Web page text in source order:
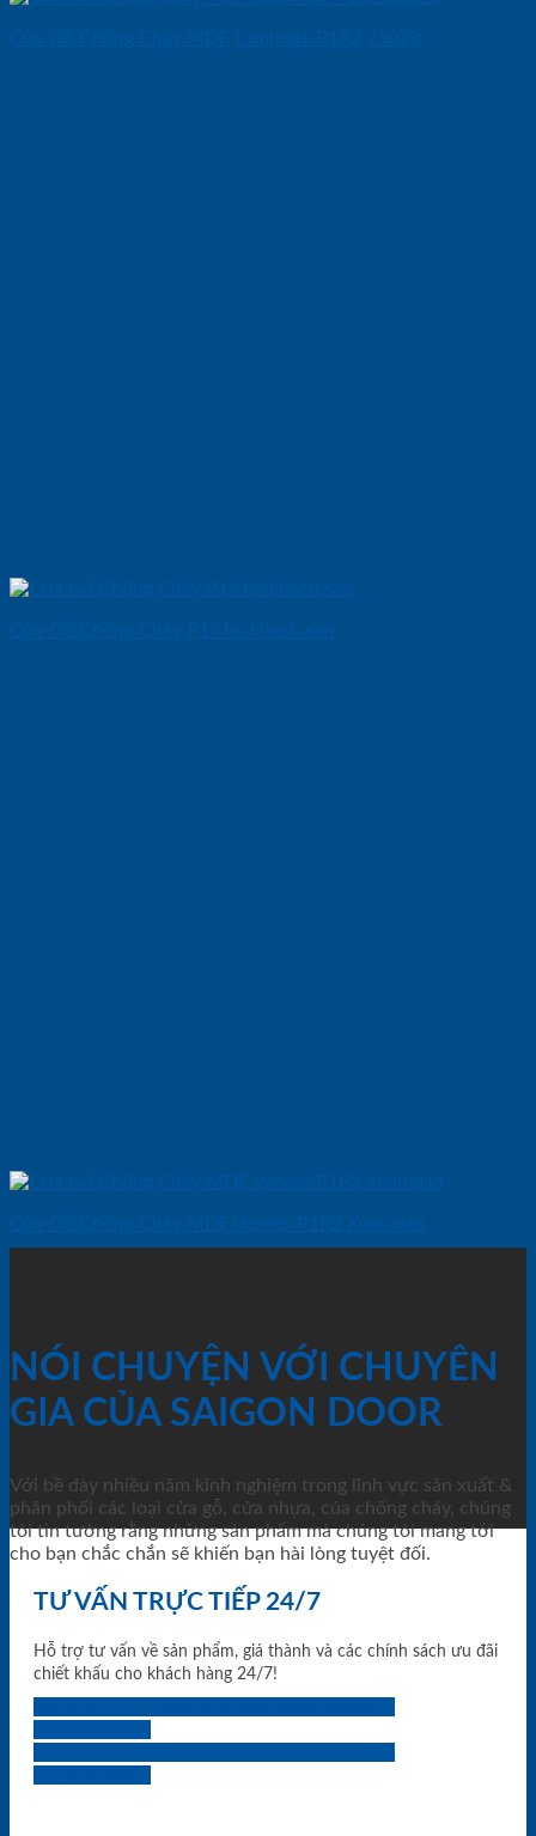
Cửa Gỗ Chống Cháy MDF Laminate P1R2 23029
Cửa Gỗ Chống Cháy P1 cho khach san
Cửa Gỗ Chống Cháy MDF Veneer P1R2 Xoan dao
NÓI CHUYỆN VỚI CHUYÊN
GIA CỦA SAIGON DOOR
Với bề dày nhiều năm kinh nghiệm trong lĩnh vực sản xuất &
phân phối các loại cửa gỗ, cửa nhựa, của chống cháy, chúng
tôi tin tưởng rằng những sản phẩm mà chúng tôi mang tới
cho bạn chắc chắn sẽ khiến bạn hài lòng tuyệt đối.
TƯ VẤN TRỰC TIẾP 24/7
Hỗ trợ tư vấn về sản phẩm, giá thành và các chính sách ưu đãi
chiết khấu cho khách hàng 24/7!